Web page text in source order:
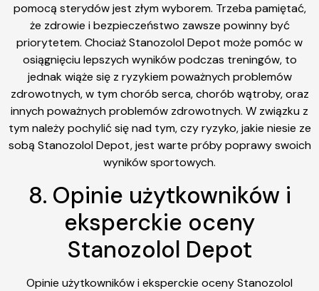
pomocą sterydów jest złym wyborem. Trzeba pamiętać,
że zdrowie i bezpieczeństwo zawsze powinny być
priorytetem. Chociaż Stanozolol Depot może pomóc w
osiągnięciu lepszych wyników podczas treningów, to
jednak wiąże się z ryzykiem poważnych problemów
zdrowotnych, w tym chorób serca, chorób wątroby, oraz
innych poważnych problemów zdrowotnych. W związku z
tym należy pochylić się nad tym, czy ryzyko, jakie niesie ze
sobą Stanozolol Depot, jest warte próby poprawy swoich
wyników sportowych.
8. Opinie użytkowników i
eksperckie oceny
Stanozolol Depot
Opinie użytkowników i eksperckie oceny Stanozolol